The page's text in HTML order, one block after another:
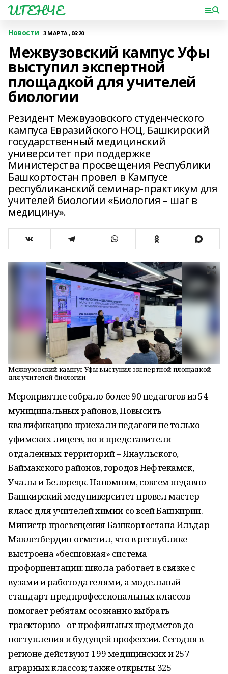
ИГЕНЧЕ
Новости 3 МАРТА , 06:20
Межвузовский кампус Уфы
выступил экспертной
площадкой для учителей
биологии
Резидент Межвузовского студенческого
кампуса Евразийского НОЦ, Башкирский
государственный медицинский
университет при поддержке
Министерства просвещения Республики
Башкортостан провел в Кампусе
республиканский семинар-практикум для
учителей биологии «Биология – шаг в
медицину».
Межвузовский кампус Уфы выступил экспертной площадкой
для учителей биологии
Мероприятие собрало более 90 педагогов из 54
муниципальных районов, Повысить
квалификацию приехали педагоги не только
уфимских лицеев, но и представители
отдаленных территорий – Янаульского,
Баймакского районов, городов Нефтекамск,
Учалы и Белорецк. Напомним, совсем недавно
Башкирский медуниверситет провел мастер-
класс для учителей химии со всей Башкирии.
Министр просвещения Башкортостана Ильдар
Мавлетбердин отметил, что в республике
выстроена «бесшовная» система
профориентации: школа работает в связке с
вузами и работодателями, а модельный
стандарт предпрофессиональных классов
помогает ребятам осознанно выбрать
траекторию - от профильных предметов до
поступления и будущей профессии. Сегодня в
регионе действуют 199 медицинских и 257
аграрных классов; также открыты 325